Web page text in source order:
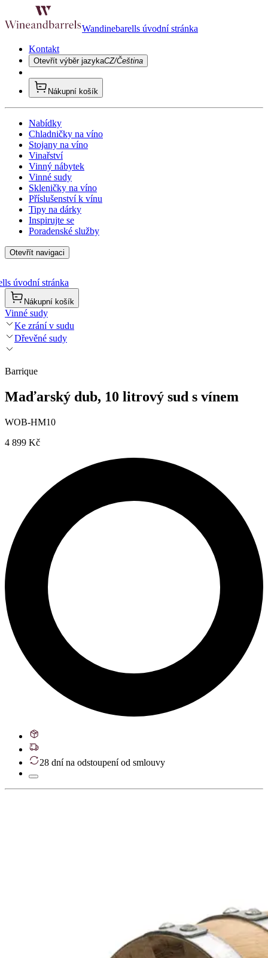
Wandinebarells úvodní stránka
Kontakt
Otevřít výběr jazykaCZ/Čeština
Nákupní košík
Nabídky
Chladničky na víno
Stojany na víno
Vinařství
Vinný nábytek
Vinné sudy
Skleničky na víno
Příslušenství k vínu
Tipy na dárky
Inspirujte se
Poradenské služby
Otevřít navigaci
úvodní stránka
Nákupní košík
Vinné sudy
Ke zrání v sudu
Dřevěné sudy
Barrique
Maďarský dub, 10 litrový sud s vínem
WOB-HM10
4 899 Kč
28 dní na odstoupení od smlouvy